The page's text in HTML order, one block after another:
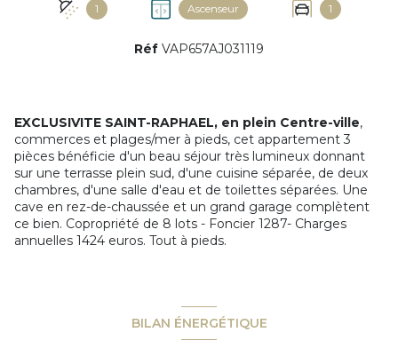
1 Ascenseur 1
Réf VAP657AJ031119
EXCLUSIVITE SAINT-RAPHAEL, en plein Centre-ville,
commerces et plages/mer à pieds, cet appartement 3
pièces bénéficie d'un beau séjour très lumineux donnant
sur une terrasse plein sud, d'une cuisine séparée, de deux
chambres, d'une salle d'eau et de toilettes séparées. Une
cave en rez-de-chaussée et un grand garage complètent
ce bien. Copropriété de 8 lots - Foncier 1287- Charges
annuelles 1424 euros. Tout à pieds.
BILAN ÉNERGÉTIQUE